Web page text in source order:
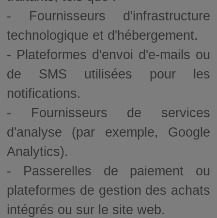
- Fournisseurs d'infrastructure
technologique et d'hébergement.
- Plateformes d'envoi d'e-mails ou
de SMS utilisées pour les
notifications.
- Fournisseurs de services
d'analyse (par exemple, Google
Analytics).
- Passerelles de paiement ou
plateformes de gestion des achats
intégrés ou sur le site web.